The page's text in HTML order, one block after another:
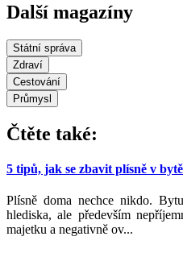
Další magazíny
Státní správa
Zdraví
Cestování
Průmysl
Čtěte také:
5 tipů, jak se zbavit plísně v
Plísně doma nechce nikdo.
hlediska, ale především
majetku a negativně ov...